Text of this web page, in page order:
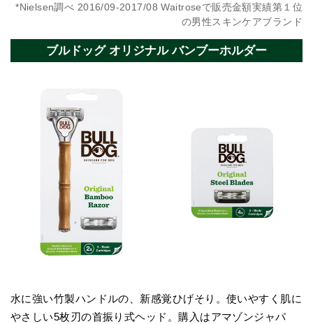
*Nielsen調べ 2016/09-2017/08 Waitroseで販売金額実績第１位
の男性スキンケアブランド
ブルドッグ オリジナル バンブーホルダー
水に強い竹製ハンドルの、新感覚ひげそり。使いやすく肌に
やさしい5枚刃の首振り式ヘッド。購入はアマゾンジャパ